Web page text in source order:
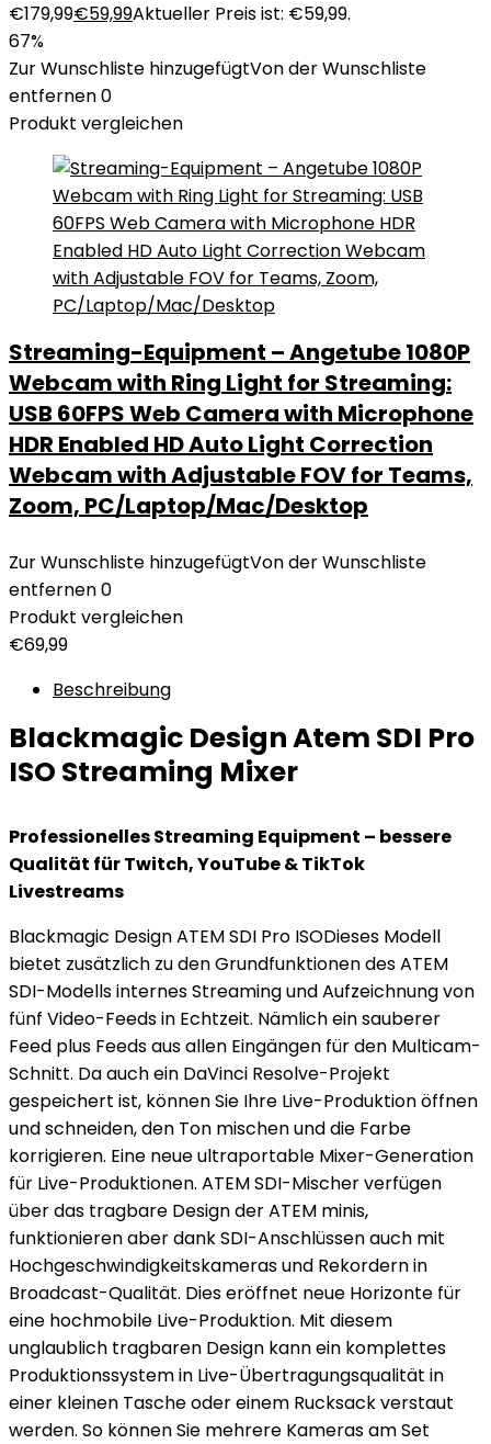
€179,99€59,99Aktueller Preis ist: €59,99.
67%
Zur Wunschliste hinzugefügtVon der Wunschliste
entfernen0
Produkt vergleichen
Streaming-Equipment – Angetube 1080P
Webcam with Ring Light for Streaming:
USB 60FPS Web Camera with Microphone
HDR Enabled HD Auto Light Correction
Webcam with Adjustable FOV for Teams,
Zoom, PC/Laptop/Mac/Desktop
Zur Wunschliste hinzugefügtVon der Wunschliste
entfernen0
Produkt vergleichen
€69,99
Beschreibung
Blackmagic Design Atem SDI Pro
ISO Streaming Mixer
Professionelles Streaming Equipment – bessere
Qualität für Twitch, YouTube & TikTok
Livestreams
Blackmagic Design ATEM SDI Pro ISODieses Modell
bietet zusätzlich zu den Grundfunktionen des ATEM
SDI-Modells internes Streaming und Aufzeichnung von
fünf Video-Feeds in Echtzeit. Nämlich ein sauberer
Feed plus Feeds aus allen Eingängen für den Multicam-
Schnitt. Da auch ein DaVinci Resolve-Projekt
gespeichert ist, können Sie Ihre Live-Produktion öffnen
und schneiden, den Ton mischen und die Farbe
korrigieren. Eine neue ultraportable Mixer-Generation
für Live-Produktionen. ATEM SDI-Mischer verfügen
über das tragbare Design der ATEM minis,
funktionieren aber dank SDI-Anschlüssen auch mit
Hochgeschwindigkeitskameras und Rekordern in
Broadcast-Qualität. Dies eröffnet neue Horizonte für
eine hochmobile Live-Produktion. Mit diesem
unglaublich tragbaren Design kann ein komplettes
Produktionssystem in Live-Übertragungsqualität in
einer kleinen Tasche oder einem Rucksack verstaut
werden. So können Sie mehrere Kameras am Set